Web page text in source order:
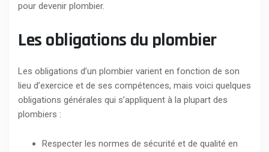
pour devenir plombier.
Les obligations du plombier
Les obligations d’un plombier varient en fonction de son
lieu d’exercice et de ses compétences, mais voici quelques
obligations générales qui s’appliquent à la plupart des
plombiers :
Respecter les normes de sécurité et de qualité en